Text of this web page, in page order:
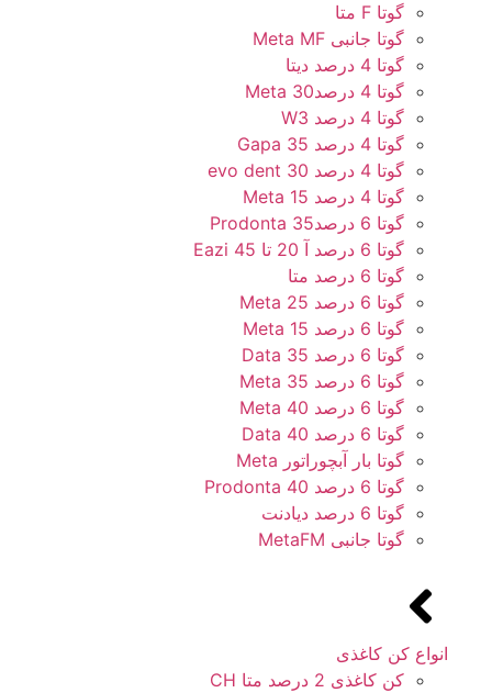
گوتا F متا
گوتا جانبی Meta MF
گوتا 4 درصد دیتا
گوتا 4 درصد30 Meta
گوتا 4 درصد W3
گوتا 4 درصد 35 Gapa
گوتا 4 درصد 30 evo dent
گوتا 4 درصد 15 Meta
گوتا 6 درصد35 Prodonta
گوتا 6 درصد آ 20 تا 45 Eazi
گوتا 6 درصد متا
گوتا 6 درصد 25 Meta
گوتا 6 درصد 15 Meta
گوتا 6 درصد 35 Data
گوتا 6 درصد 35 Meta
گوتا 6 درصد 40 Meta
گوتا 6 درصد 40 Data
گوتا بار آبچوراتور Meta
گوتا 6 درصد 40 Prodonta
گوتا 6 درصد دیادنت
گوتا جانبی MetaFM
انواع کن کاغذی
کن کاغذی 2 درصد متا CH